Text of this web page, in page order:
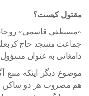
مقتول کیست؟
«مصطفی قاسمی»
جماعت مسجد حاج
دامغانی به عنوان مسؤول
موضوع دیگر اینکه
هم مضروب هر دو ساکن